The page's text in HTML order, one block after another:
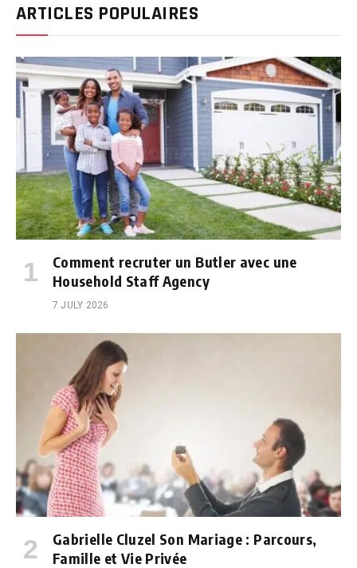
ARTICLES POPULAIRES
Comment recruter un Butler avec une
Household Staff Agency
7 JULY 2026
Gabrielle Cluzel Son Mariage : Parcours,
Famille et Vie Privée